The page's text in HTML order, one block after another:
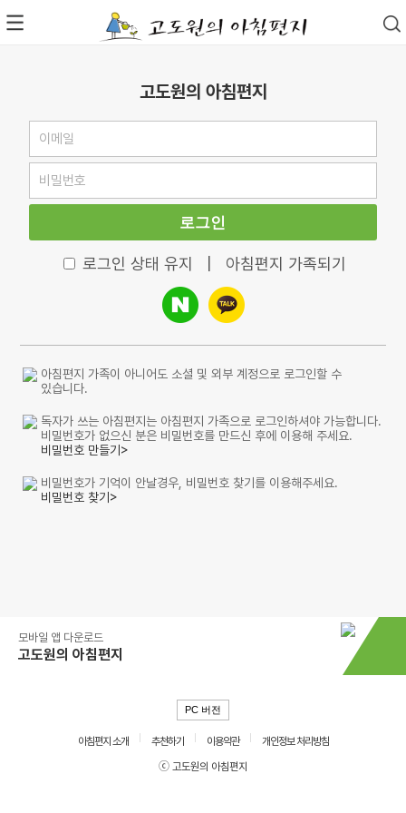
고도원의 아침편지
로그인
로그인 상태 유지 아침편지 가족되기
아침편지 가족이 아니어도 소셜 및 외부 계정으로 로그인할 수
있습니다.
독자가 쓰는 아침편지는 아침편지 가족으로 로그인하셔야 가능합니다.
비밀번호가 없으신 분은 비밀번호를 만드신 후에 이용해 주세요.
비밀번호 만들기>
비밀번호가 기억이 안날경우, 비밀번호 찾기를 이용해주세요.
비밀번호 찾기>
모바일 앱 다운로드
고도원의 아침편지
PC 버전
아침편지 소개 추천하기 이용약관
개인정보 처리방침
ⓒ 고도원의 아침편지